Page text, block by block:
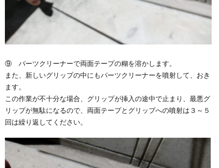
⑨ パーツクリーナーで両面テープの糊を溶かします。
また、新しいグリップの中にもパーツクリーナーを噴射して、おき
ます。
この作業が不十分な場合、グリップが挿入の途中で止まり、最悪グ
リップが無駄になるので、両面テープとグリップへの噴射は３～５
回は繰り返してください。